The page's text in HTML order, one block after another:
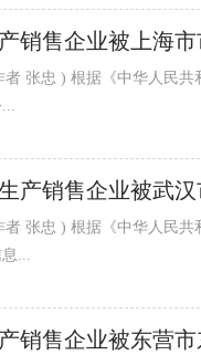
销售企业被上海市
产销售企业被武
...
销售企业被东营